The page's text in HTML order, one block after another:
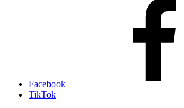
Facebook
TikTok